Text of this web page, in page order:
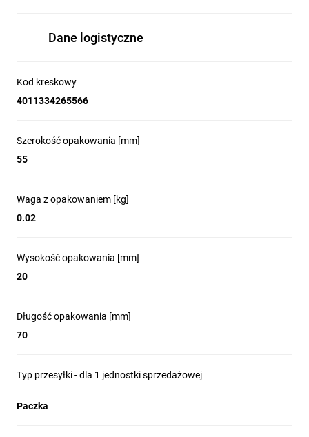
Dane logistyczne
Kod kreskowy
4011334265566
Szerokość opakowania [mm]
55
Waga z opakowaniem [kg]
0.02
Wysokość opakowania [mm]
20
Długość opakowania [mm]
70
Typ przesyłki - dla 1 jednostki sprzedażowej
Paczka